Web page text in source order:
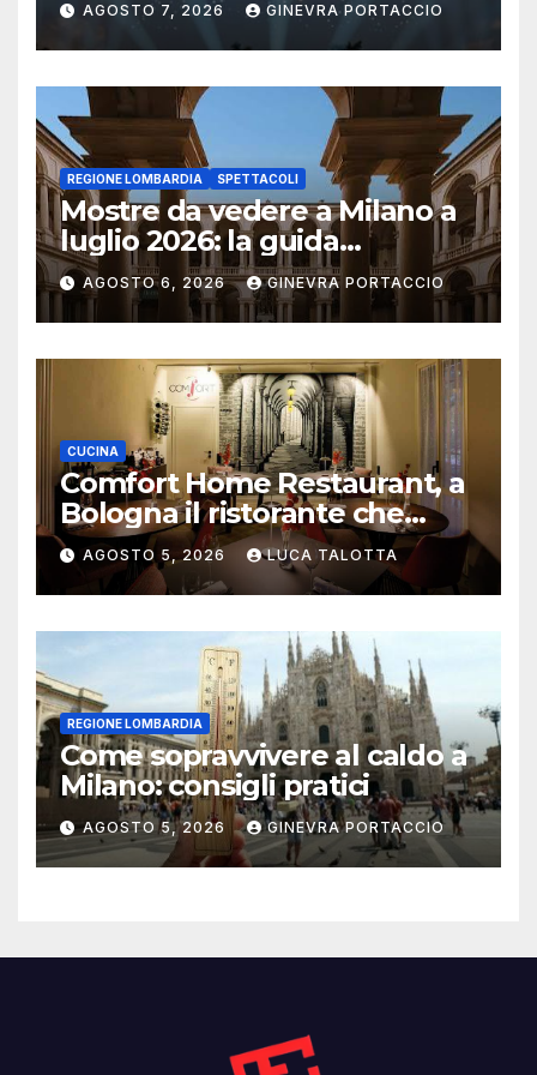
AGOSTO 7, 2026 GINEVRA PORTACCIO
REGIONE LOMBARDIA SPETTACOLI
Mostre da vedere a Milano a
luglio 2026: la guida
aggiornata
AGOSTO 6, 2026 GINEVRA PORTACCIO
CUCINA
Comfort Home Restaurant, a
Bologna il ristorante che
trasforma l’ospitalità in
un’esperienza di casa
AGOSTO 5, 2026 LUCA TALOTTA
REGIONE LOMBARDIA
Come sopravvivere al caldo a
Milano: consigli pratici
AGOSTO 5, 2026 GINEVRA PORTACCIO